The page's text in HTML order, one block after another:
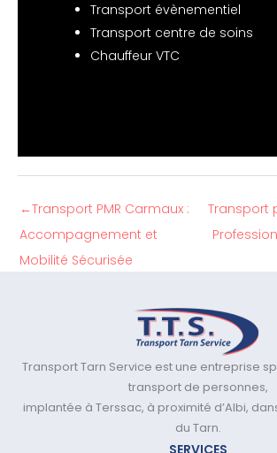
Transport évènementiel
Transport centre de soins
Chauffeur VTC
←Transport PMR Carmaux :
Accompagnement et
Mobilité Sécurisée
Transport
Transport Tarn Service est une entreprise
transport de personnes,
implantée à Terssac, à proximité d’Albi,
du Tarn.